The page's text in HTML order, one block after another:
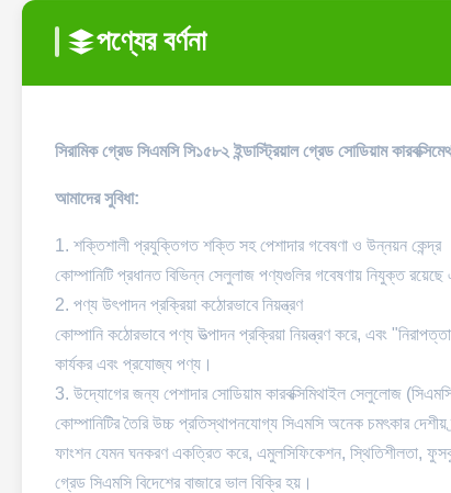
পণ্যের বর্ণনা
সিরামিক গ্রেড সিএমসি সি১৫৮২ ইন্ডাস্ট্রিয়াল গ্রেড সোডিয়াম
আমাদের সুবিধা:
1. শক্তিশালী প্রযুক্তিগত শক্তি সহ পেশাদার গবেষণা ও উন্নয়ন কেন্দ্র
কোম্পানিটি প্রধানত বিভিন্ন সেলুলাজ পণ্যগুলির গবেষণায় নিযুক্ত
2. পণ্য উৎপাদন প্রক্রিয়া কঠোরভাবে নিয়ন্ত্রণ
কোম্পানি কঠোরভাবে পণ্য উত্পাদন প্রক্রিয়া নিয়ন্ত্রণ করে, এবং
কার্যকর এবং প্রযোজ্য পণ্য।
3. উদ্যোগের জন্য পেশাদার সোডিয়াম কারবক্সিমিথাইল সেলুলোজ
কোম্পানিটির তৈরি উচ্চ প্রতিস্থাপনযোগ্য সিএমসি অনেক চমৎকার দেশীয়
ফাংশন যেমন ঘনকরণ একত্রিত করে, এমুলসিফিকেশন, স্থিতিশীলতা,
গ্রেড সিএমসি বিদেশের বাজারে ভাল বিক্রি হয়।